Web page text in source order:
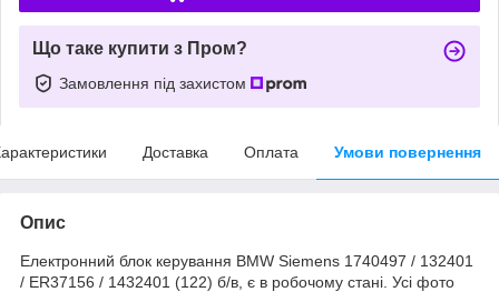
Що таке купити з Пром?
Замовлення під захистом
Доставка Оплата Умови повернення
Опис
Електронний блок керування BMW Siemens 1740497 / 132401
/ ER37156 / 1432401 (122) б/в, є в робочому стані. Усі фото